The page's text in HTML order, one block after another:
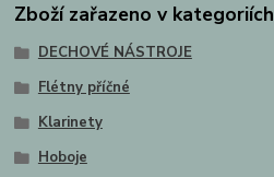
Zboží zařazeno v kategoriích
DECHOVÉ NÁSTROJE
Flétny příčné
Klarinety
Hoboje